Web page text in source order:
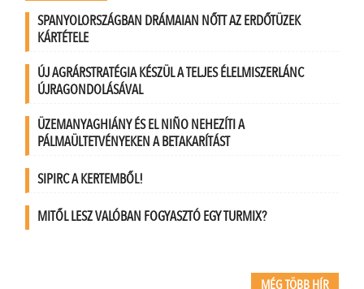
SPANYOLORSZÁGBAN DRÁMAIAN NŐTT AZ ERDŐTÜZEK
KÁRTÉTELE
ÚJ AGRÁRSTRATÉGIA KÉSZÜL A TELJES ÉLELMISZERLÁNC
ÚJRAGONDOLÁSÁVAL
ÜZEMANYAGHIÁNY ÉS EL NIÑO NEHEZÍTI A
PÁLMAÜLTETVÉNYEKEN A BETAKARÍTÁST
SIPIRC A KERTEMBŐL!
MITŐL LESZ VALÓBAN FOGYASZTÓ EGY TURMIX?
MÉG TÖBB HÍR